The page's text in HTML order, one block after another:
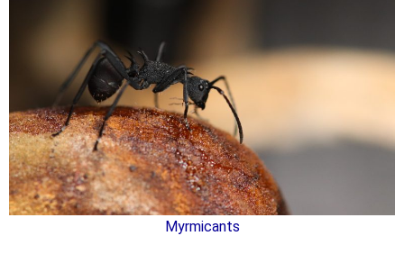
Myrmicants